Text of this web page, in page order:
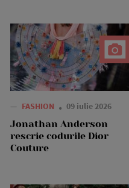
— FASHION 09 iulie 2026
Jonathan Anderson
rescrie codurile Dior
Couture